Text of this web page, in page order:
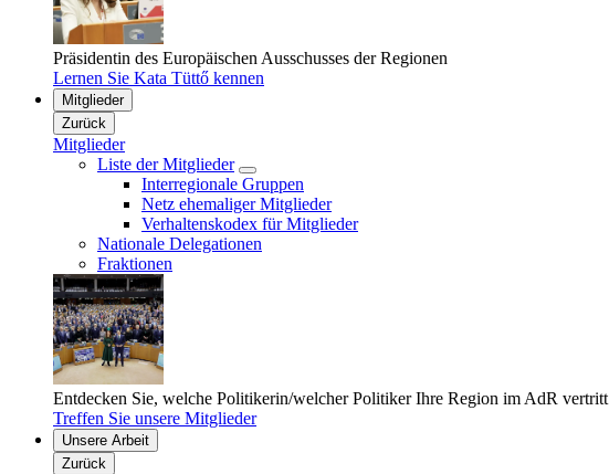
Präsidentin des Europäischen Ausschusses der Regionen
Lernen Sie Kata Tüttő kennen
Mitglieder
Zurück
Mitglieder
Liste der Mitglieder
Interregionale Gruppen
Netz ehemaliger Mitglieder
Verhaltenskodex für Mitglieder
Nationale Delegationen
Fraktionen
Entdecken Sie, welche Politikerin/welcher Politiker Ihre Region im AdR vertritt
Treffen Sie unsere Mitglieder
Unsere Arbeit
Zurück